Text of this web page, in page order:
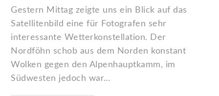
Gestern Mittag zeigte uns ein Blick auf das
Satellitenbild eine für Fotografen sehr
interessante Wetterkonstellation. Der
Nordföhn schob aus dem Norden konstant
Wolken gegen den Alpenhauptkamm, im
Südwesten jedoch war…